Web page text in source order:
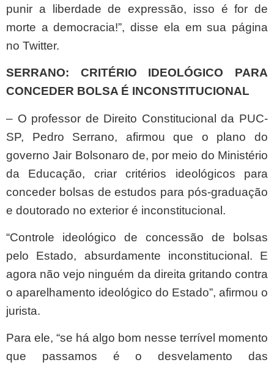
punir a liberdade de expressão, isso é for de
morte a democracia!”, disse ela em sua página
no Twitter.
SERRANO: CRITÉRIO IDEOLÓGICO PARA
CONCEDER BOLSA É INCONSTITUCIONAL
– O professor de Direito Constitucional da PUC-
SP, Pedro Serrano, afirmou que o plano do
governo Jair Bolsonaro de, por meio do Ministério
da Educação, criar critérios ideológicos para
conceder bolsas de estudos para pós-graduação
e doutorado no exterior é inconstitucional.
“Controle ideológico de concessão de bolsas
pelo Estado, absurdamente inconstitucional. E
agora não vejo ninguém da direita gritando contra
o aparelhamento ideológico do Estado”, afirmou o
jurista.
Para ele, “se há algo bom nesse terrível momento
que passamos é o desvelamento das